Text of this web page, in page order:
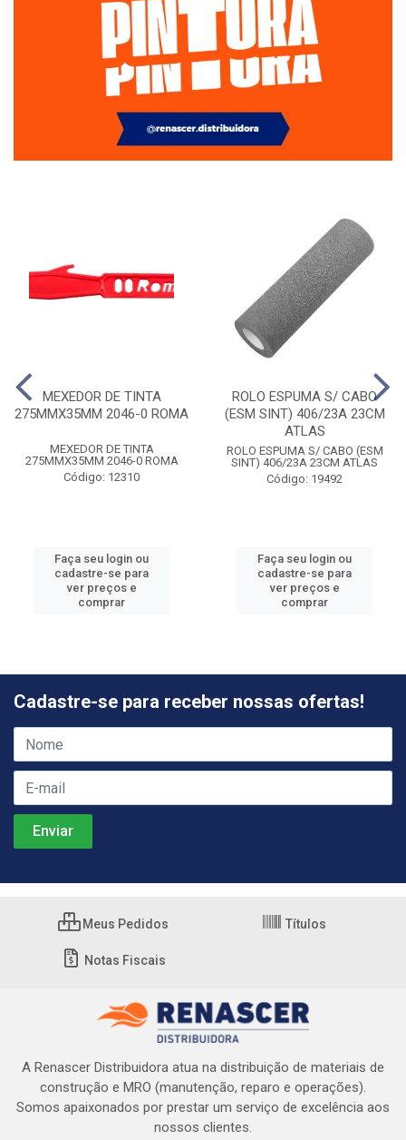
MEXEDOR DE TINTA
275MMX35MM 2046-0 ROMA
MEXEDOR DE TINTA
275MMX35MM 2046-0 ROMA
Código: 12310
Faça seu login ou
cadastre-se para
ver preços e
comprar
ROLO ESPUMA S/ CABO
(ESM SINT) 406/23A 23CM
ATLAS
ROLO ESPUMA S/ CABO (ESM
SINT) 406/23A 23CM ATLAS
Código: 19492
Faça seu login ou
cadastre-se para
ver preços e
comprar
Cadastre-se para receber nossas ofertas!
Meus Pedidos Títulos
Notas Fiscais
A Renascer Distribuidora atua na distribuição de materiais de
construção e MRO (manutenção, reparo e operações).
Somos apaixonados por prestar um serviço de excelência aos
nossos clientes.